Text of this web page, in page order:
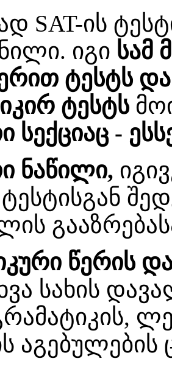
SAT-ის
იგი სამ
ტესტს
ტესტს
სექციაც -
ნაწილი,
წერის
სახის